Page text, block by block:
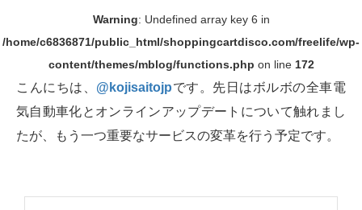
Warning: Undefined array key 6 in
/home/c6836871/public_html/shoppingcartdisco.com/freelife/wp-
content/themes/mblog/functions.php on line 172
こんにちは、 @kojisaitojpです。先日はボルボの全車電
気自動車化とオンラインアップデートについて触れまし
たが、もう一つ重要なサービスの変革を行う予定です。